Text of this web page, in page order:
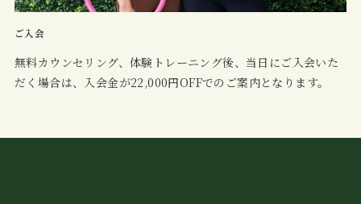
ご入会
無料カウンセリング、体験トレーニング後、当日にご入会いた
だく場合は、入会金が22,000円OFFでのご案内となります。